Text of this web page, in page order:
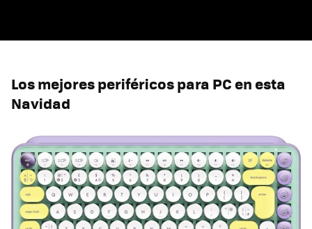
Los mejores periféricos para PC en esta
Navidad